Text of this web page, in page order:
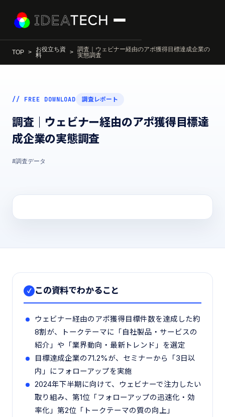
TOP
お役立ち資
料
調査｜ウェビナー経由のアポ獲得目標達成企業の
実態調査
// FREE DOWNLOAD 調査レポート
調査｜ウェビナー経由のアポ獲得目標達
成企業の実態調査
#調査データ
✓ この資料でわかること
ウェビナー経由のアポ獲得目標件数を達成した約
8割が、トークテーマに「自社製品・サービスの
紹介」や「業界動向・最新トレンド」を選定
目標達成企業の71.2%が、セミナーから「3日以
内」にフォローアップを実施
2024年下半期に向けて、ウェビナーで注力したい
取り組み、第1位「フォローアップの迅速化・効
率化」第2位「トークテーマの質の向上」